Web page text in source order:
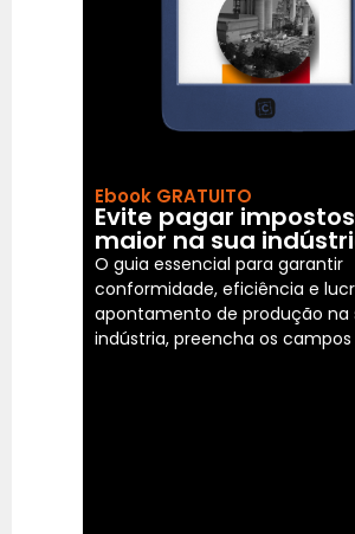
Ebook GRATUITO
Evite pagar
maior na sua
O guia essencial para garantir
conformidade, eficiência e
apontamento de produção na
indústria, preencha os campos